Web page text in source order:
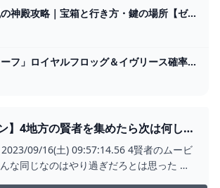
【ティアキン】風の神殿攻略｜宝箱と行き方・鍵の場所【ゼルダの伝説ティアーズオブザキングダム】 - ゲームウィズ
【ログレス】「リーフ」ロイヤルフロッグ＆イヴリース確率アップガチャシミュ【剣と魔法のログレス いにしえの女神】 - ゲームウィズ
】4地方の賢者を集めたら次は何した
ィアーズ オブ ザ キングダム
09/16(土) 09:57:14.56 4賢者のムービ
な同じなのはやり過ぎだろとは思った 自